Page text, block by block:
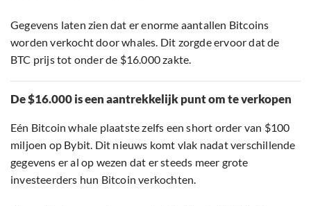
Gegevens laten zien dat er enorme aantallen Bitcoins
worden verkocht door whales. Dit zorgde ervoor dat de
BTC prijs tot onder de $16.000 zakte.
De $16.000 is een aantrekkelijk punt om te verkopen
Eén Bitcoin whale plaatste zelfs een short order van $100
miljoen op Bybit. Dit nieuws komt vlak nadat verschillende
gegevens er al op wezen dat er steeds meer grote
investeerders hun Bitcoin verkochten.